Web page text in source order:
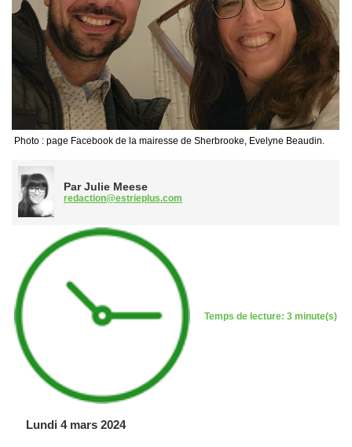
Photo : page Facebook de la mairesse de Sherbrooke, Evelyne Beaudin.
Par Julie Meese
redaction@estrieplus.com
Temps de lecture: 3 minute(s)
Lundi 4 mars 2024